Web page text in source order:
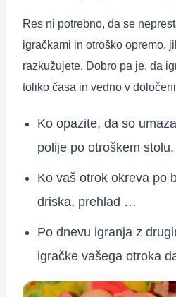
Res ni potrebno, da se
igračkami in otroško opremo,
razkužujete. Dobro pa je, da
toliko časa in vedno v
Ko opazite, da so
polije po otroškem stolu.
Ko vaš otrok okreva po
driska, prehlad …
Po dnevu igranja z
igračke vašega otroka